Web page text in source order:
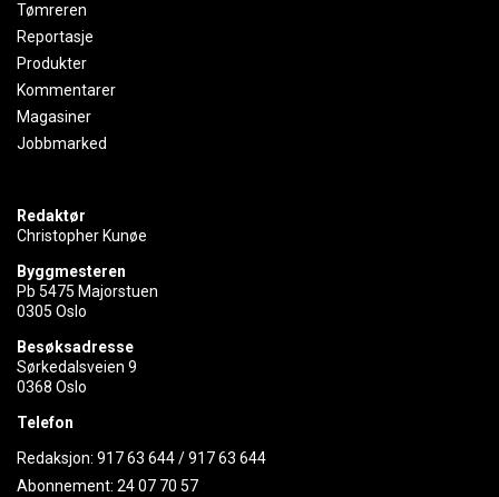
Tømreren
Reportasje
Produkter
Kommentarer
Magasiner
Jobbmarked
Redaktør
Christopher Kunøe
Byggmesteren
Pb 5475 Majorstuen
0305 Oslo
Besøksadresse
Sørkedalsveien 9
0368 Oslo
Telefon
Redaksjon: 917 63 644/917 63 644
Abonnement: 24 07 70 57